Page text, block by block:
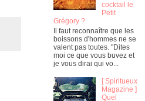
cocktail le
Petit
Grégory ?
Il faut reconnaître que les
boissons d'hommes ne se
valent pas toutes. "Dites
moi ce que vous buvez et
je vous dirai qui vo...
[ Spiritueux
Magazine ]
Quel